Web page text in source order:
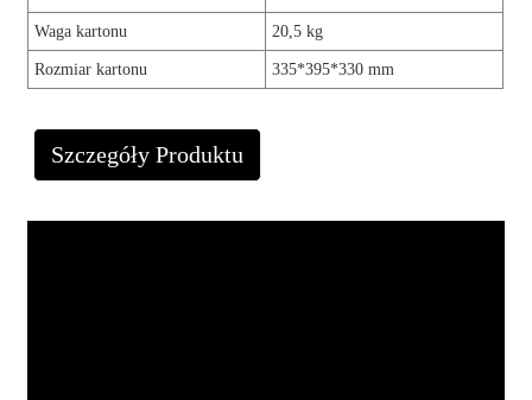
Waga kartonu 20,5 kg
Rozmiar kartonu 335*395*330 mm
Szczegóły Produktu